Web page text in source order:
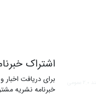
اشتراک
برای دریافت
خبرنامه نشریه